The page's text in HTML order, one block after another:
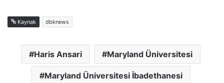
Kaynak dbknews
Haris Ansari Maryland Üniversitesi
Maryland Üniversitesi İbadethanesi